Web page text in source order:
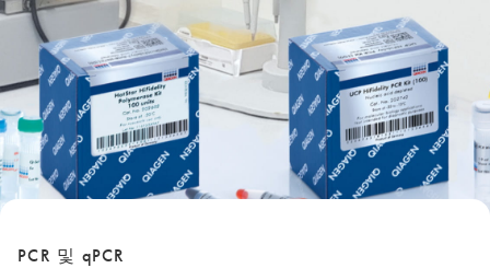
PCR 및 qPCR